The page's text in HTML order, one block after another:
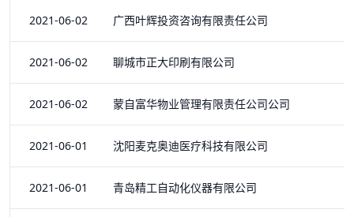
2021-06-02 广西叶辉投资咨询有限责任公司
2021-06-02 聊城市正大印刷有限公司
2021-06-02 蒙自富华物业管理有限责任公司公司
2021-06-01 沈阳麦克奥迪医疗科技有限公司
2021-06-01 青岛精工自动化仪器有限公司